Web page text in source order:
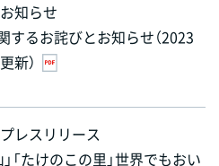
お知らせ
するお詫びとお知らせ（2023
新）
プレスリリース
「たけのこの里」世界でもおい